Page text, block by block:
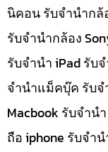
นิคอน รับจำนำกล้
รับจำนำกล้อง
รับจำนำ iPad รับ
จำนำแม็คบุ๊ค รับจ
Macbook รับจำน
ถือ iphone รับจำ